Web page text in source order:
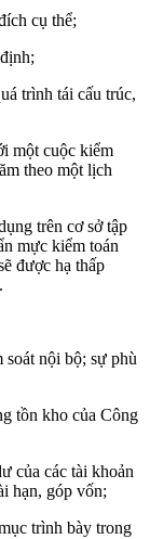
cụ thể;
trình tái cấu trúc,
một cuộc kiểm
theo một lịch
trên cơ sở tập
mực kiểm toán
được hạ thấp
soát nội bộ; sự phù
tồn kho của Công
của các tài khoản
hạn, góp vốn;
trình bày trong